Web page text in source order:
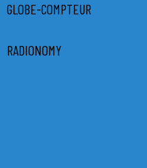
GLOBE-COMPTEUR
RADIONOMY